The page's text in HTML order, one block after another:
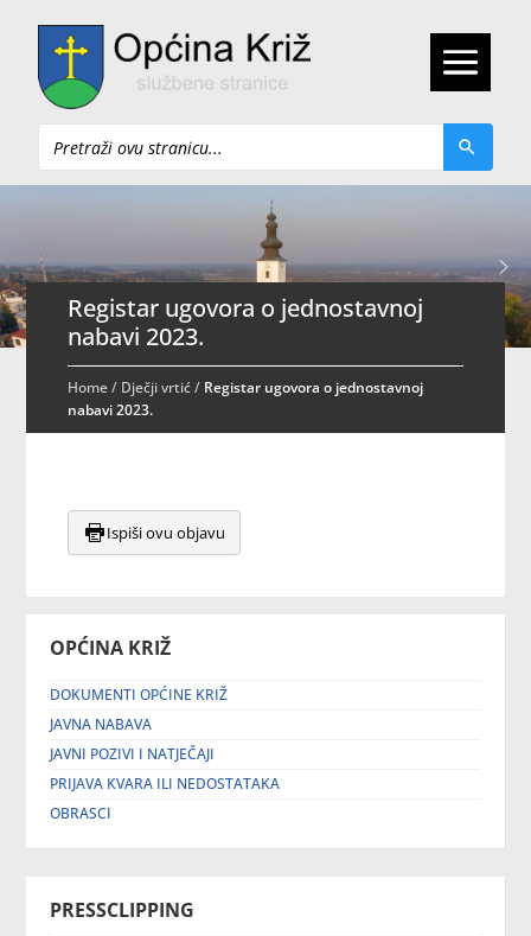
Pretraži
OPĆINA KRIŽ
DOKUMENTI OPĆINE KRIŽ
JAVNA NABAVA
JAVNI POZIVI I NATJEČAJI
PRIJAVA KVARA ILI NEDOSTATAKA
OBRASCI
PRESSCLIPPING
Registar ugovora o jednostavnoj
nabavi 2023.
Home/ Dječji vrtić/ Registar ugovora o jednostavnoj
nabavi 2023.
Ispiši ovu objavu